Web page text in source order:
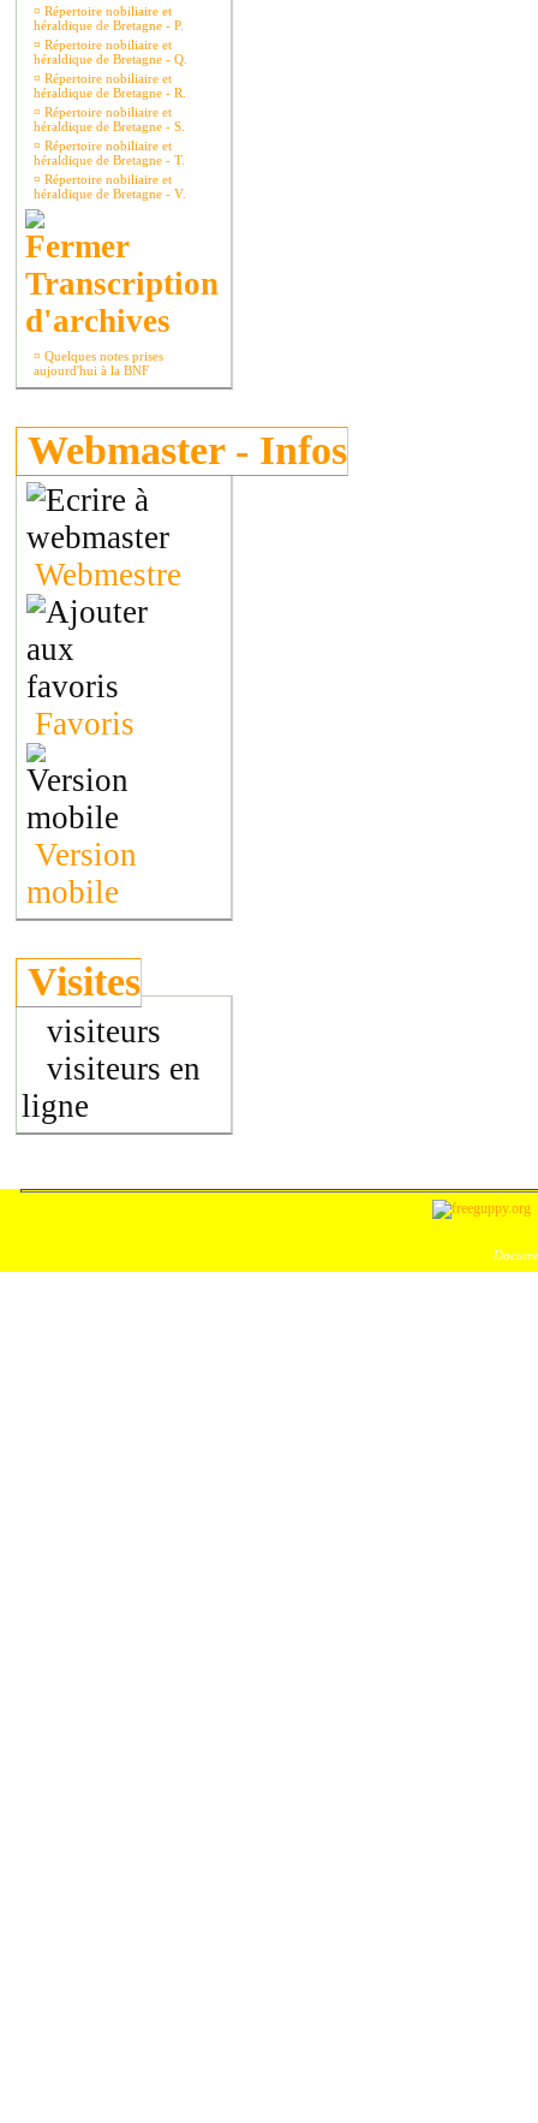
¤ Répertoire nobiliaire et
héraldique de Bretagne - P.
¤ Répertoire nobiliaire et
héraldique de Bretagne - Q.
¤ Répertoire nobiliaire et
héraldique de Bretagne - R.
¤ Répertoire nobiliaire et
héraldique de Bretagne - S.
¤ Répertoire nobiliaire et
héraldique de Bretagne - T.
¤ Répertoire nobiliaire et
héraldique de Bretagne - V.
Transcription
d'archives
¤ Quelques notes prises
aujourd'hui à la BNF
Webmaster - Infos
Webmestre
Favoris
Version
mobile
Visites
visiteurs
visiteurs en
ligne